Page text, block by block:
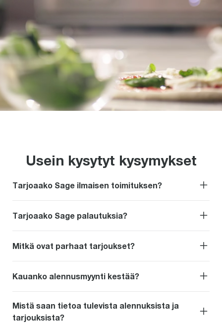
Usein kysytyt kysymykset
Tarjoaako Sage ilmaisen toimituksen?
Tarjoaako Sage palautuksia?
Mitkä ovat parhaat tarjoukset?
Kauanko alennusmyynti kestää?
Mistä saan tietoa tulevista alennuksista ja
tarjouksista?